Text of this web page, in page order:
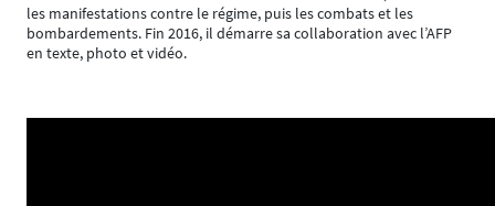
les manifestations contre le régime, puis les combats et les
bombardements. Fin 2016, il démarre sa collaboration avec l’AFP
en texte, photo et vidéo.